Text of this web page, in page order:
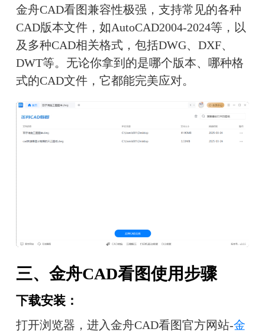
金舟CAD看图兼容性极强，支持常见的各种
CAD版本文件，如AutoCAD2004-2024等，以
及多种CAD相关格式，包括DWG、DXF、
DWT等。无论你拿到的是哪个版本、哪种格
式的CAD文件，它都能完美应对。
三、金舟CAD看图使用步骤
下载安装：
打开浏览器，进入金舟CAD看图官方网站-金